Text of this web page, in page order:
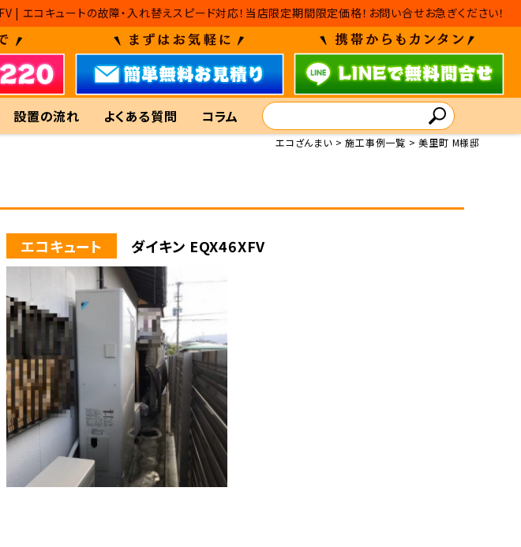
エコキュートの故障・入れ替えスピード対応！当店限定期間限定価格！お問い合せお急ぎください！
設置の流れ よくある質問 コラム
エコざんまい 施工事例一覧 美里町 M様邸
エコキュート ダイキン EQX46XFV